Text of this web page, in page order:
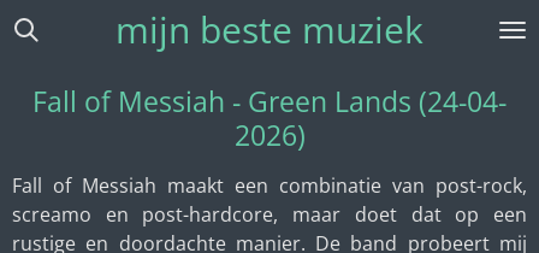
Ga
mijn beste muziek
Fall of Messiah - Green Lands (24-04-
2026)
Fall of Messiah maakt een combinatie van post-rock,
screamo en post-hardcore, maar doet dat op een
rustige en doordachte manier. De band probeert mij